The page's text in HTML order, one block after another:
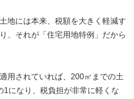
地には本来、税額を大きく軽減す
、それが「住宅用地特例」だから
用されていれば、200㎡までの土
1になり、税負担が非常に軽くな